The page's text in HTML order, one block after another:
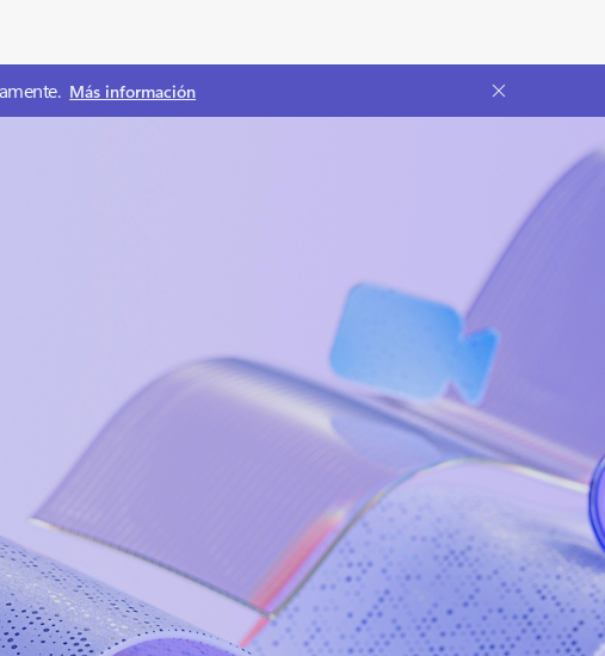
Más información